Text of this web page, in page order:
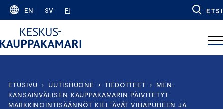
Skip
content
EN SV FI ETSI
ETUSIVU › UUTISHUONE › TIEDOTTEET ›
MEN:
KANSAINVÄLISEN KAUPPAKAMARIN PÄIVITETYT
MARKKINOINTISÄÄNNÖT KIELTÄVÄT VIHAPUHEEN JA